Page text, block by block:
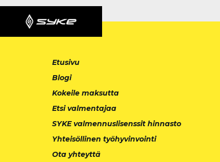
Etusivu
Blogi
Kokeile maksutta
Etsi valmentajaa
SYKE valmennuslisenssit hinnasto
Yhteisöllinen työhyvinvointi
Ota yhteyttä